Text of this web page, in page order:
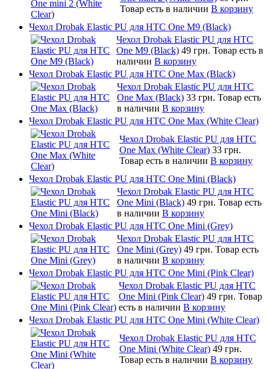
Товар есть в наличии В корзину
Чехол Drobak Elastic PU для HTC One M9 (Black)
Чехол Drobak Elastic PU для HTC
One M9 (Black) 49 грн. Товар есть в
наличии В корзину
Чехол Drobak Elastic PU для HTC One Max (Black)
Чехол Drobak Elastic PU для HTC
One Max (Black) 33 грн. Товар есть
в наличии В корзину
Чехол Drobak Elastic PU для HTC One Max (White Clear)
Чехол Drobak Elastic PU для HTC
One Max (White Clear) 33 грн.
Товар есть в наличии В корзину
Чехол Drobak Elastic PU для HTC One Mini (Black)
Чехол Drobak Elastic PU для HTC
One Mini (Black) 49 грн. Товар есть
в наличии В корзину
Чехол Drobak Elastic PU для HTC One Mini (Grey)
Чехол Drobak Elastic PU для HTC
One Mini (Grey) 49 грн. Товар есть
в наличии В корзину
Чехол Drobak Elastic PU для HTC One Mini (Pink Clear)
Чехол Drobak Elastic PU для HTC
One Mini (Pink Clear) 49 грн. Товар
есть в наличии В корзину
Чехол Drobak Elastic PU для HTC One Mini (White Clear)
Чехол Drobak Elastic PU для HTC
One Mini (White Clear) 49 грн.
Товар есть в наличии В корзину